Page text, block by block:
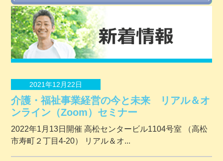
2021年12月22日
介護・福祉事業経営の今と未来 リアル＆オ
ンライン（Zoom）セミナー
2022年1月13日開催 ⾼松センタービル1104号室 （⾼松
市寿町２丁⽬4-20） リアル＆オ...